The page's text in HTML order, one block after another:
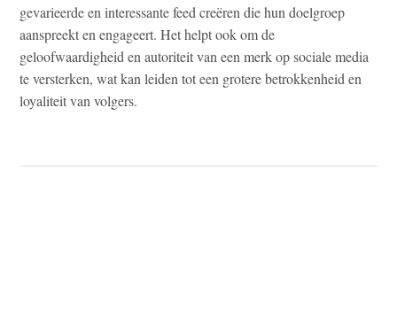
gevarieerde en interessante feed creëren die hun doelgroep
aanspreekt en engageert. Het helpt ook om de
geloofwaardigheid en autoriteit van een merk op sociale media
te versterken, wat kan leiden tot een grotere betrokkenheid en
loyaliteit van volgers.